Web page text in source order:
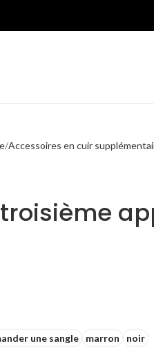
Accessoires en cuir
une sangle marron
noir